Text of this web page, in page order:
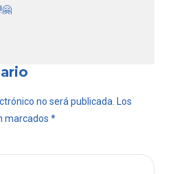
no será publicada. Los
marcados *